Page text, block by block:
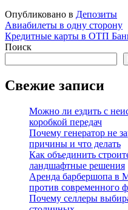
Опубликовано в Депозиты
Навигация
по
Авиабилеты в одну сторону
Кредитные карты в ОТП
Поиск
Свежие записи
Можно ли ездить с
коробкой передач
Почему генератор не
причины и что делать
Как объединить
ландшафтные решения
Аренда барбершопа в
против современного
Почему селлеры